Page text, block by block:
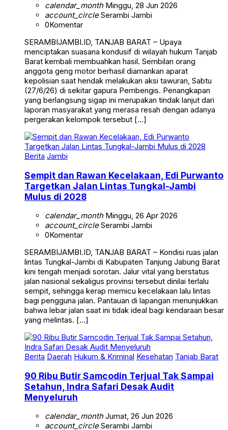
calendar_monthMinggu, 28 Jun 2026
account_circleSerambi Jambi
0Komentar
SERAMBIJAMBI.ID, TANJAB BARAT – Upaya
menciptakan suasana kondusif di wilayah hukum Tanjab
Barat kembali membuahkan hasil. Sembilan orang
anggota geng motor berhasil diamankan aparat
kepolisian saat hendak melakukan aksi tawuran, Sabtu
(27/6/26) di sekitar gapura Pembengis. Penangkapan
yang berlangsung sigap ini merupakan tindak lanjut dari
laporan masyarakat yang merasa resah dengan adanya
pergerakan kelompok tersebut […]
Berita Jambi
Sempit dan Rawan Kecelakaan, Edi Purwanto
Targetkan Jalan Lintas Tungkal-Jambi
Mulus di 2028
calendar_monthMinggu, 26 Apr 2026
account_circleSerambi Jambi
0Komentar
SERAMBIJAMBI.ID, TANJAB BARAT – Kondisi ruas jalan
lintas Tungkal-Jambi di Kabupaten Tanjung Jabung Barat
kini tengah menjadi sorotan. Jalur vital yang berstatus
jalan nasional sekaligus provinsi tersebut dinilai terlalu
sempit, sehingga kerap memicu kecelakaan lalu lintas
bagi pengguna jalan. Pantauan di lapangan menunjukkan
bahwa lebar jalan saat ini tidak ideal bagi kendaraan besar
yang melintas. […]
Berita Daerah Hukum & Kriminal Kesehatan Tanjab Barat
90 Ribu Butir Samcodin Terjual Tak Sampai
Setahun, Indra Safari Desak Audit
Menyeluruh
calendar_monthJumat, 26 Jun 2026
account_circleSerambi Jambi